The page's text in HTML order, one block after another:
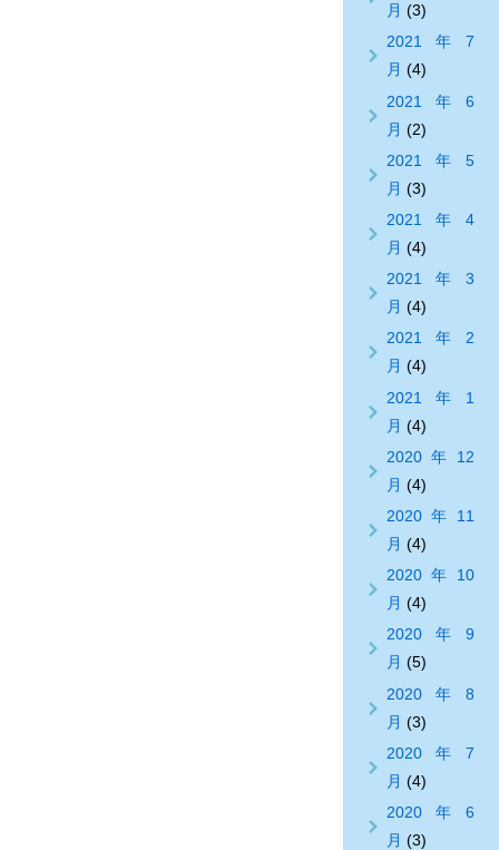
月 (3)
2021年7
月 (4)
2021年6
月 (2)
2021年5
月 (3)
2021年4
月 (4)
2021年3
月 (4)
2021年2
月 (4)
2021年1
月 (4)
2020年12
月 (4)
2020年11
月 (4)
2020年10
月 (4)
2020年9
月 (5)
2020年8
月 (3)
2020年7
月 (4)
2020年6
月 (3)